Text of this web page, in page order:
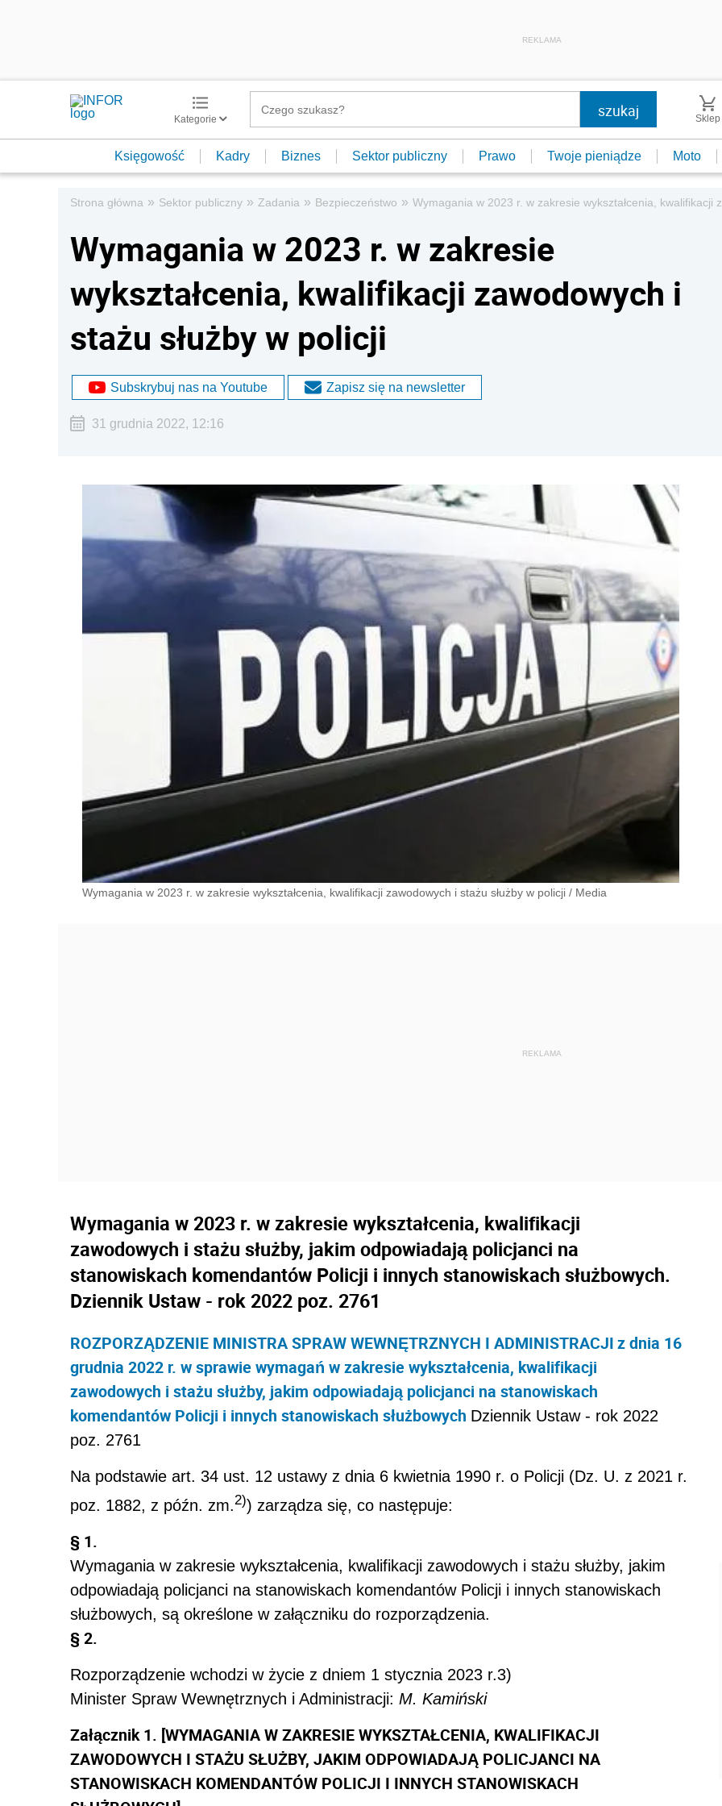
REKLAMA
Kategorie Sklep
Księgowość Kadry Biznes Sektor publiczny Prawo Twoje pieniądze Moto
Strona główna » Sektor publiczny » Zadania » Bezpieczeństwo » Wymagania w 2023 r. w zakresie wykształcenia, kwalifikacji
Wymagania w 2023 r. w zakresie
wykształcenia, kwalifikacji zawodowych i
stażu służby w policji
Subskrybuj nas na Youtube Zapisz się na newsletter
31 grudnia 2022, 12:16
Wymagania w 2023 r. w zakresie wykształcenia, kwalifikacji zawodowych i stażu służby w policji / Media
Wymagania w 2023 r. w zakresie wykształcenia, kwalifikacji
zawodowych i stażu służby, jakim odpowiadają policjanci na
stanowiskach komendantów Policji i innych stanowiskach służbowych.
Dziennik Ustaw - rok 2022 poz. 2761
ROZPORZĄDZENIE MINISTRA SPRAW WEWNĘTRZNYCH I ADMINISTRACJIz dnia 16
grudnia 2022 r. w sprawie wymagań w zakresie wykształcenia, kwalifikacji
zawodowych i stażu służby, jakim odpowiadają policjanci na stanowiskach
komendantów Policji i innych stanowiskach służbowych Dziennik Ustaw - rok 2022
poz. 2761
Na podstawie art. 34 ust. 12 ustawy z dnia 6 kwietnia 1990 r. o Policji (Dz. U. z 2021 r.
poz. 1882, z późn. zm.2)) zarządza się, co następuje:
§ 1.
Wymagania w zakresie wykształcenia, kwalifikacji zawodowych i stażu służby, jakim
odpowiadają policjanci na stanowiskach komendantów Policji i innych stanowiskach
służbowych, są określone w załączniku do rozporządzenia.
§ 2.
Rozporządzenie wchodzi w życie z dniem 1 stycznia 2023 r.3)
Minister Spraw Wewnętrznych i Administracji: M. Kamiński
Załącznik 1. [WYMAGANIA W ZAKRESIE WYKSZTAŁCENIA, KWALIFIKACJI
ZAWODOWYCH I STAŻU SŁUŻBY, JAKIM ODPOWIADAJĄ POLICJANCI NA
STANOWISKACH KOMENDANTÓW POLICJI I INNYCH STANOWISKACH